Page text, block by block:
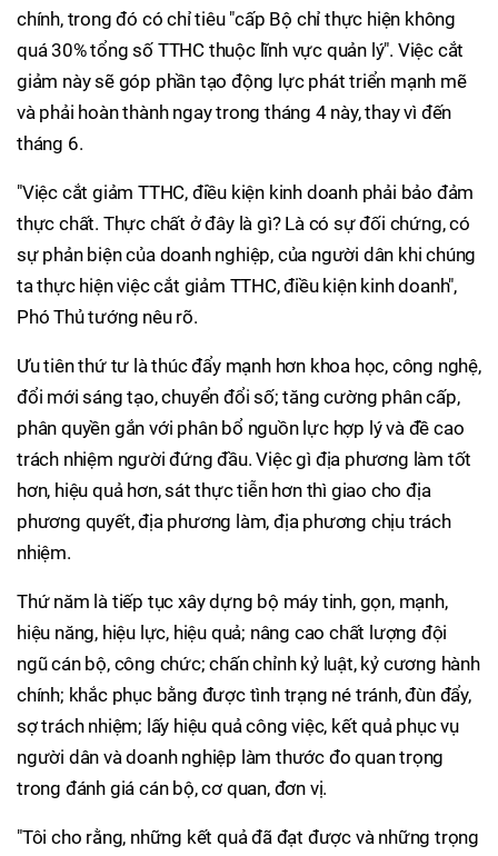
chính, trong đó có chỉ tiêu "cấp Bộ chỉ thực hiện không
quá 30% tổng số TTHC thuộc lĩnh vực quản lý". Việc cắt
giảm này sẽ góp phần tạo động lực phát triển mạnh mẽ
và phải hoàn thành ngay trong tháng 4 này, thay vì đến
tháng 6.
"Việc cắt giảm TTHC, điều kiện kinh doanh phải bảo đảm
thực chất. Thực chất ở đây là gì? Là có sự đối chứng, có
sự phản biện của doanh nghiệp, của người dân khi chúng
ta thực hiện việc cắt giảm TTHC, điều kiện kinh doanh",
Phó Thủ tướng nêu rõ.
Ưu tiên thứ tư là thúc đẩy mạnh hơn khoa học, công nghệ,
đổi mới sáng tạo, chuyển đổi số; tăng cường phân cấp,
phân quyền gắn với phân bổ nguồn lực hợp lý và đề cao
trách nhiệm người đứng đầu. Việc gì địa phương làm tốt
hơn, hiệu quả hơn, sát thực tiễn hơn thì giao cho địa
phương quyết, địa phương làm, địa phương chịu trách
nhiệm.
Thứ năm là tiếp tục xây dựng bộ máy tinh, gọn, mạnh,
hiệu năng, hiệu lực, hiệu quả; nâng cao chất lượng đội
ngũ cán bộ, công chức; chấn chỉnh kỷ luật, kỷ cương hành
chính; khắc phục bằng được tình trạng né tránh, đùn đẩy,
sợ trách nhiệm; lấy hiệu quả công việc, kết quả phục vụ
người dân và doanh nghiệp làm thước đo quan trọng
trong đánh giá cán bộ, cơ quan, đơn vị.
"Tôi cho rằng, những kết quả đã đạt được và những trọng